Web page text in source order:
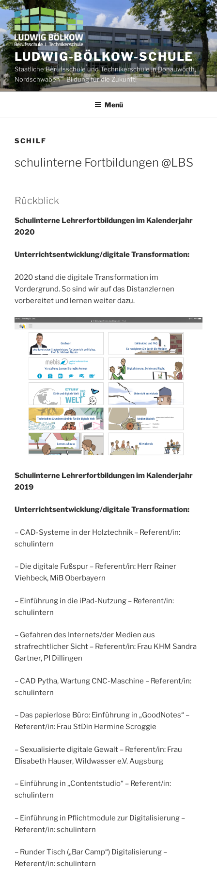
Zum
Inhalt
springen
LUDWIG-BÖLKOW-SCHULE
Staatliche Berufsschule und Technikerschule in Donauwörth,
Nordschwaben – Bildung für die Zukunft!
Menü
SCHILF
schulinterne Fortbildungen @LBS
Rückblick
Schulinterne Lehrerfortbildungen im Kalenderjahr
2020
Unterrichtsentwicklung/digitale Transformation:
2020 stand die digitale Transformation im
Vordergrund. So sind wir auf das Distanzlernen
vorbereitet und lernen weiter dazu.
Schulinterne Lehrerfortbildungen im Kalenderjahr
2019
Unterrichtsentwicklung/digitale Transformation:
– CAD-Systeme in der Holztechnik – Referent/in:
schulintern
– Die digitale Fußspur – Referent/in: Herr Rainer
Viehbeck, MiB Oberbayern
– Einführung in die iPad-Nutzung – Referent/in:
schulintern
– Gefahren des Internets/der Medien aus
strafrechtlicher Sicht – Referent/in: Frau KHM Sandra
Gartner, PI Dillingen
– CAD Pytha, Wartung CNC-Maschine – Referent/in:
schulintern
– Das papierlose Büro: Einführung in „GoodNotes“ –
Referent/in: Frau StDin Hermine Scroggie
– Sexualisierte digitale Gewalt – Referent/in: Frau
Elisabeth Hauser, Wildwasser e.V. Augsburg
– Einführung in „Contentstudio“ – Referent/in:
schulintern
– Einführung in Pflichtmodule zur Digitalisierung –
Referent/in: schulintern
– Runder Tisch („Bar Camp“) Digitalisierung –
Referent/in: schulintern